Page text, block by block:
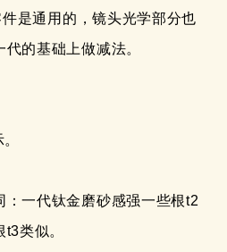
是通用的，镜头光学部分也
的基础上做减法。
：一代钛金磨砂感强一些根t2
类似。